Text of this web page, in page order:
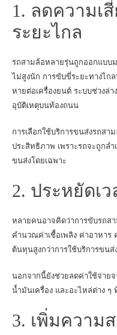
1. ลดความเ
ระยะไกล
รถสามล้อหลายรุ่นถูกออกแบบ
ไม่สูงนัก การขับขี่ระยะทางไก
หายต่อเครื่องยนต์ ระบบช่วงล่า
อุบัติเหตุบนท้องถนน
การเลือกใช้บริการขนส่งรถส
ประสิทธิภาพ เพราะรถจะถูกล
ขนส่งโดยเฉพาะ
2. ประหยัดเ
หลายคนอาจคิดว่าการขับรถสา
คำนวณค่าเชื้อเพลิง ค่าอาหาร
ต้นทุนสูงกว่าการใช้บริการขน
นอกจากนี้ยังช่วยลดค่าใช้จ่ายจ
น้ำมันเครื่อง และอะไหล่ต่าง
3. เพิ่มความ